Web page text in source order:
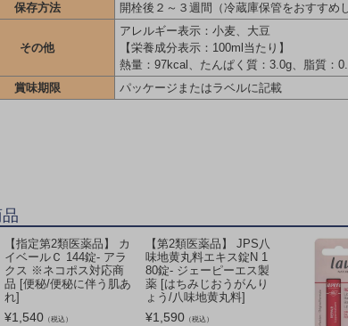
保存方法
開栓後２～３週間（冷蔵庫保管をおすすめ
その他
アレルギー表示：小麦、大豆
【栄養成分表示：100ml当たり】
熱量：97kcal、たんぱく質：3.0g、脂質：
賞味期限
パッケージまたはラベルに記載
【指定第2類医薬品】 カ
イベールＣ 144錠- アラ
クス ※ネコポス対応商
品 [便秘/便秘に伴う肌あ
れ]
¥1,540 （税込）
【第2類医薬品】 JPS八
味地黄丸料エキス錠N 1
80錠- ジェーピーエス製
薬 [はちみじおうがんり
ょう/八味地黄丸料]
¥1,590 （税込）